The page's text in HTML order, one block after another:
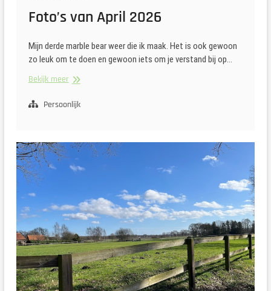
Foto’s van April 2026
Mijn derde marble bear weer die ik maak. Het is ook gewoon
zo leuk om te doen en gewoon iets om je verstand bij op…
Bekijk meerFoto’s
April
Persoonlijk